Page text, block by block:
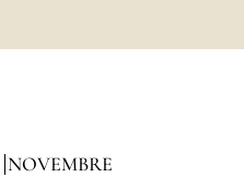
NOVEMBRE